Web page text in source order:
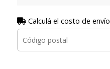
Calculá el costo de envío